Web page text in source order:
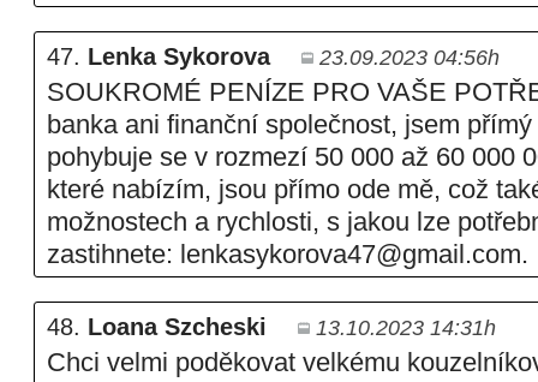
47. Lenka Sykorova 23.09.2023 04:56h
SOUKROMÉ PENÍZE PRO VAŠE
banka ani finanční společnost, jsem
pohybuje se v rozmezí 50 000 až 60 000
které nabízím, jsou přímo ode mě, což
možnostech a rychlosti, s jakou lze
zastihnete: lenkasykorova47@gmail.com.
48. Loana Szcheski 13.10.2023 14:31h
Chci velmi poděkovat velkému